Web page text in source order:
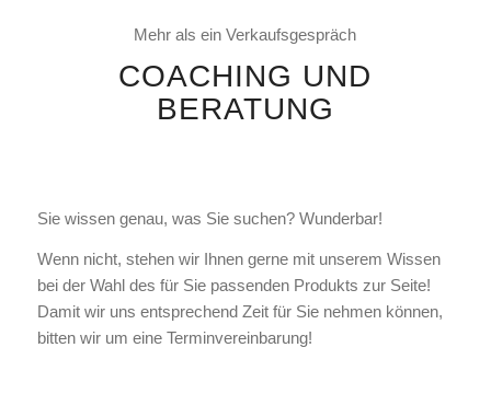
Mehr als ein Verkaufsgespräch
COACHING UND
BERATUNG
Sie wissen genau, was Sie suchen? Wunderbar!
Wenn nicht, stehen wir Ihnen gerne mit unserem Wissen
bei der Wahl des für Sie passenden Produkts zur Seite!
Damit wir uns entsprechend Zeit für Sie nehmen können,
bitten wir um eine Terminvereinbarung!